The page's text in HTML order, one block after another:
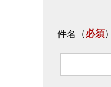
件名 （必須）